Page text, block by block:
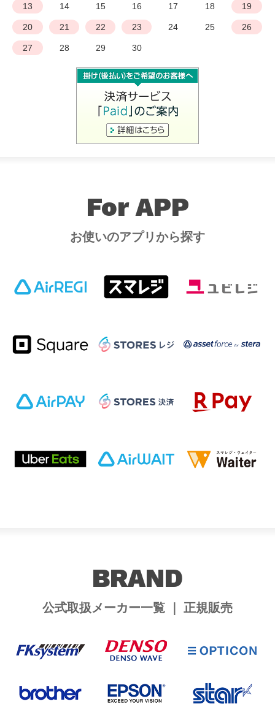
13 14 15 16 17 18 19
20 21 22 23 24 25 26
27 28 29 30
For APP
お使いのアプリから探す
BRAND
公式取扱メーカー一覧 ｜ 正規販売